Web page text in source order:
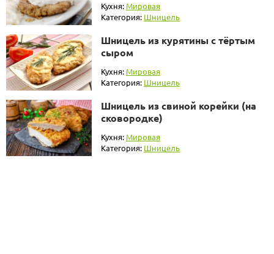
Кухня: Мировая
Категория: Шницель
Шницель из курятины с тёртым
сыром
Кухня: Мировая
Категория: Шницель
Шницель из свиной корейки (на
сковородке)
Кухня: Мировая
Категория: Шницель